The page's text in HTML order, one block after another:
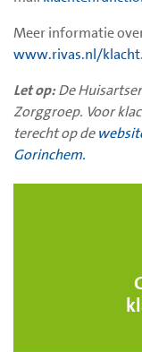
Meer informatie
www.rivas.nl/klacht.
Let op:De
Zorggroep. Voor
terecht op de
Gorinchem.